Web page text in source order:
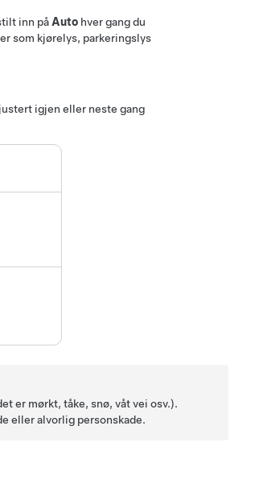
inn på Auto hver gang du
som kjørelys, parkeringslys
igjen eller neste gang
er mørkt, tåke, snø, våt vei osv.).
eller alvorlig personskade.